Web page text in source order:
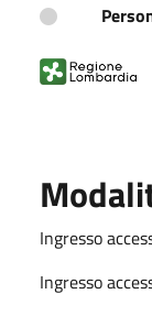
Ingresso
Ingresso